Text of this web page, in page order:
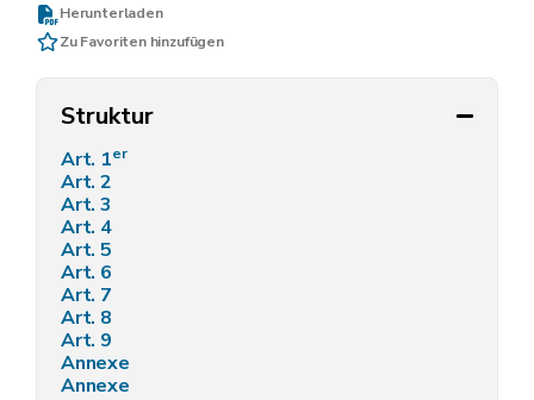
Herunterladen
Zu Favoriten hinzufügen
Struktur
Art. 1er
Art. 2
Art. 3
Art. 4
Art. 5
Art. 6
Art. 7
Art. 8
Art. 9
Annexe
Annexe